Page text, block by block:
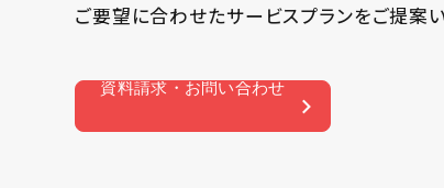
ご要望に合わせたサービスプランをご提案
資料請求・お問い合わせ